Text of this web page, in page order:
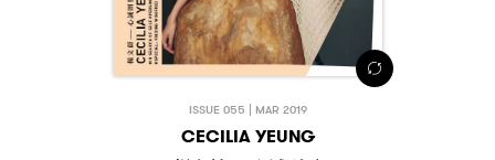
ISSUE 055 | MAR 2019
CECILIA YEUNG